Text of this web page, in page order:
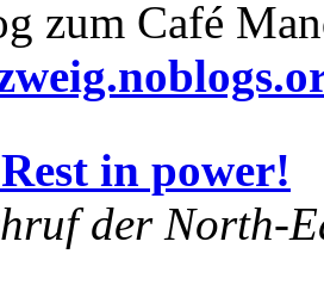
zum Café
in power!
der North-